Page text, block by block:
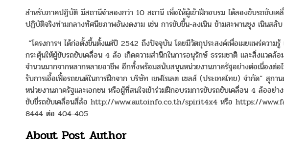
สำหรับภาคปฏิบัติ มีสถานีจำลองกว่า 10 สถานี เพื่อให้ผู้เข้าฝึกอบรม ได้ลองขับรถขับเค
ปฏิบัติจริงท่ามกลางทัศนียภาพอันงดงาม เช่น การขับขึ้น-ลงเนิน ข้ามสะพานซุง เนินสลั
“โครงการฯ ได้ก่อตั้งขึ้นตั้งแต่ปี 2542 ถึงปัจจุบัน โดยมีวัตถุประสงค์เพื่อเผยแพร่ความ
กระตุ้นให้ผู้ขับรถขับเคลื่อน 4 ล้อ เกิดความสำนึกในการอนุรักษ์ ธรรมชาติ และสิ่งแวด
จำนวนมากจากหลากหลายอาชีพ อีกทั้งพร้อมสนับสนุนหน่วยงานภาครัฐอย่างต่อเนื่องต่
รับการเอื้อเฟื้อรถยนต์ในการฝึกจาก บริษัท เชฟโรเลต เซลส์ (ประเทศไทย) จำกัด” สุกา
หน่วยงานภาครัฐและเอกชน หรือผู้ที่สนใจเข้าร่วมฝึกอบรมการขับรถขับเคลื่อน 4 ล้ออย่
ขับขี่รถขับเคลื่อนสี่ล้อ http://www.autoinfo.co.th/spirit4x4 หรือ https://
8444 ต่อ 404-405
About Post Author